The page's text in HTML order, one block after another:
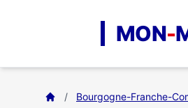
MON-
/ Bourgogne-Franche-